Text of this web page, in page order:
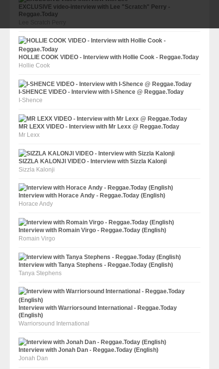
EXCLUSIVE video-interview with Lee "Scratch" Perry -
Reggae.Today
HOLLIE COOK VIDEO - Interview with Hollie Cook - Reggae.Today
Hollie Cook
I-SHENCE VIDEO - Interview with I-Shence @ Reggae.Today
I-Shence
MR LEXX VIDEO - Interview with Mr Lexx @ Reggae.Today
Mr Lexx
SIZZLA KALONJI VIDEO - Interview with Sizzla Kalonji
Sizzla Kalonji
Interview with Horace Andy - Reggae.Today (English)
Horace Andy
Interview with Romain Virgo - Reggae.Today (English)
Romain Virgo
Interview with Tanya Stephens - Reggae.Today (English)
Tanya Stephens
Interview with Warriorsound International - Reggae.Today
(English)
Warriorsound International
Interview with Jonah Dan - Reggae.Today (English)
Jonah Dan